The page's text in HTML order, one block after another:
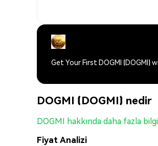
Get Your First DOGMI (DOGMI)
DOGMI (DOGMI) nedir
DOGMI hakkında daha fazla bilgi
Fiyat Analizi